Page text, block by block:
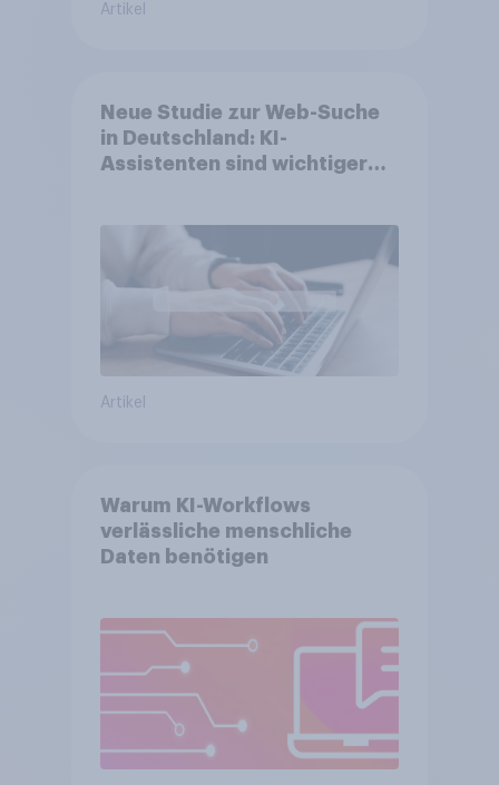
Artikel
Neue Studie zur Web-Suche
in Deutschland: KI-
Assistenten sind wichtiger
Artikel
Warum KI-Workflows
verlässliche menschliche
Daten benötigen